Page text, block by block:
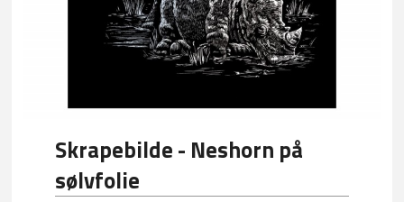
Skrapebilde - Neshorn på
sølvfolie